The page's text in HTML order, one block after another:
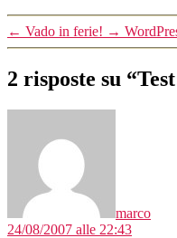
← Vado in ferie! →
2 risposte su
marco
24/08/2007 alle 22:43